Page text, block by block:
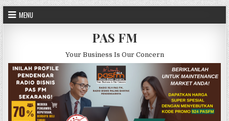
Skip to content
MENU
PAS FM
Your Business Is Our Concern